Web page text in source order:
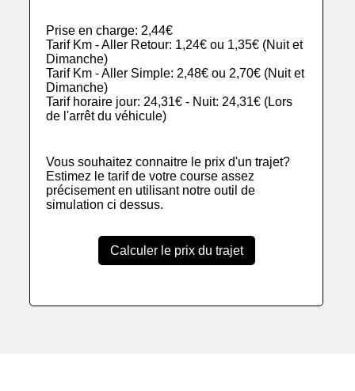
Prise en charge: 2,44€
Tarif Km - Aller Retour: 1,24€ ou 1,35€ (Nuit et
Dimanche)
Tarif Km - Aller Simple: 2,48€ ou 2,70€ (Nuit et
Dimanche)
Tarif horaire jour: 24,31€ - Nuit: 24,31€ (Lors
de l'arrêt du véhicule)
Vous souhaitez connaitre le prix d'un trajet?
Estimez le tarif de votre course assez
précisement en utilisant notre outil de
simulation ci dessus.
Calculer le prix du trajet